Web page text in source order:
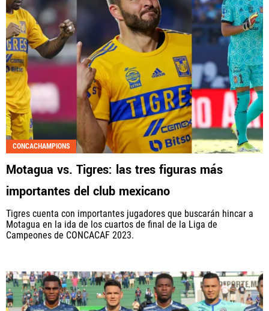
CONCACHAMPIONS
Motagua vs. Tigres: las tres figuras más
importantes del club mexicano
Tigres cuenta con importantes jugadores que buscarán hincar a
Motagua en la ida de los cuartos de final de la Liga de
Campeones de CONCACAF 2023.